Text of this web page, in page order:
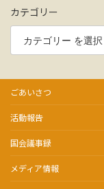
カテゴリー
ごあいさつ
活動報告
国会議事録
メディア情報